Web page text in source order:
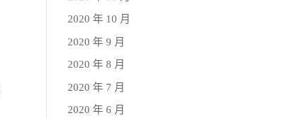
2020 年 10 月
2020 年 9 月
2020 年 8 月
2020 年 7 月
2020 年 6 月